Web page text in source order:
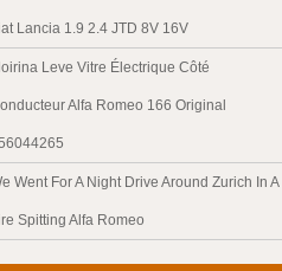
Lancia 1.9 2.4 JTD 8V 16V
Leve Vitre Électrique Côté
Alfa Romeo 166 Original
Went For A Night Drive Around Zurich In A
Spitting Alfa Romeo